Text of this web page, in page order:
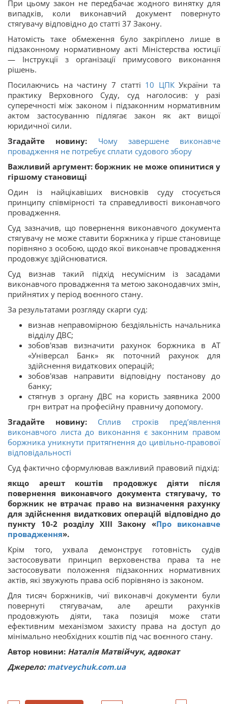
При цьому закон не передбачає жодного винятку для
випадків, коли виконавчий документ повернуто
стягувачу відповідно до статті 37 Закону.
Натомість таке обмеження було закріплено лише в
підзаконному нормативному акті Міністерства юстиції
— Інструкції з організації примусового виконання
рішень.
Посилаючись на частину 7 статті 10 ЦПКУкраїни та
практику Верховного Суду, суд наголосив: у разі
суперечності між законом і підзаконним нормативним
актом застосуванню підлягає закон як акт вищої
юридичної сили.
Згадайте новину: Чому завершене виконавче
провадження не потребує сплати судового збору
Важливий аргумент: боржник не може опинитися у
гіршому становищі
Один із найцікавіших висновків суду стосується
принципу співмірності та справедливості виконавчого
провадження.
Суд зазначив, що повернення виконавчого документа
стягувачу не може ставити боржника у гірше становище
порівняно з особою, щодо якої виконавче провадження
продовжує здійснюватися.
Суд визнав такий підхід несумісним із засадами
виконавчого провадження та метою законодавчих змін,
прийнятих у період воєнного стану.
За результатами розгляду скарги суд:
визнав неправомірною бездіяльність начальника
відділу ДВС;
зобов'язав визначити рахунок боржника в АТ
«Універсал Банк» як поточний рахунок для
здійснення видаткових операцій;
зобов'язав направити відповідну постанову до
банку;
стягнув з органу ДВС на користь заявника 2000
грн витрат на професійну правничу допомогу.
Згадайте новину:
Сплив строків пред’явлення
виконавчого листа до виконання є законним правом
боржника уникнути притягнення до цивільно-правової
відповідальності
Суд фактично сформулював важливий правовий підхід:
якщо арешт коштів продовжує діяти після
повернення виконавчого документа стягувачу, то
боржник не втрачає право на визначення рахунку
для здійснення видаткових операцій відповідно до
пункту 10-2 розділу XIII Закону «Про виконавче
провадження».
Крім того, ухвала демонструє готовність судів
застосовувати принцип верховенства права та не
застосовувати положення підзаконних нормативних
актів, які звужують права осіб порівняно із законом.
Для тисяч боржників, чиї виконавчі документи були
повернуті стягувачам, але арешти рахунків
продовжують діяти, така позиція може стати
ефективним механізмом захисту права на доступ до
мінімально необхідних коштів під час воєнного стану.
Автор новини: Наталія Матвійчук, адвокат
Джерело:matveychuk.com.ua